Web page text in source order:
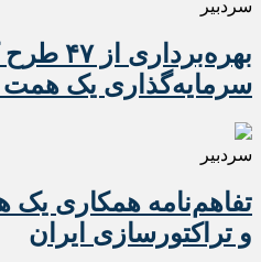
سردبیر
سرمایه‌گذاری یک همت
سردبیر
تفاهم‌نامه همکاری
و تراکتورسازی ایران